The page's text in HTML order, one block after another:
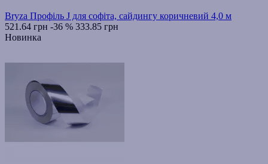
Bryza Профіль J для софіта, сайдингу коричневий 4,0 м
521.64 грн -36 % 333.85 грн
Новинка